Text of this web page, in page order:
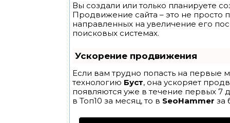
Вы создали или только планируете
Продвижение сайта – это не просто
направленных на увеличение его
поисковых системах.
Ускорение продвижения
Если вам трудно попасть на первые
технологию Буст, она ускоряет
появляются уже в течение первых 7
в Топ10 за месяц, то в SeoHammer за